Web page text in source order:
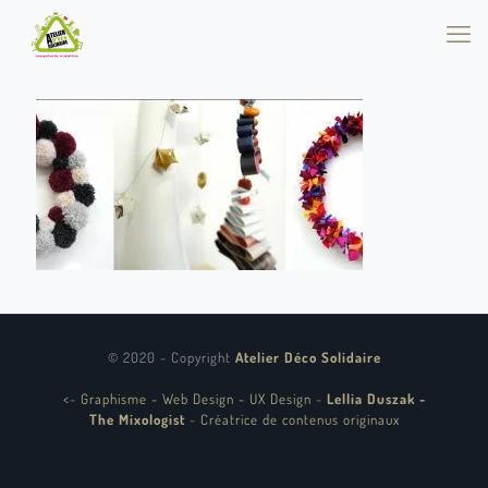
© 2020 - Copyright Atelier Déco Solidaire
<- Graphisme - Web Design - UX Design - Lellia Duszak -
The Mixologist - Créatrice de contenus originaux